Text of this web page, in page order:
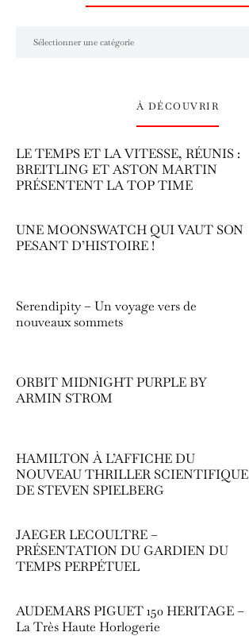
À DÉCOUVRIR
LE TEMPS ET LA VITESSE, RÉUNIS :
BREITLING ET ASTON MARTIN
PRÉSENTENT LA TOP TIME
UNE MOONSWATCH QUI VAUT SON
PESANT D’HISTOIRE !
Serendipity – Un voyage vers de
nouveaux sommets
ORBIT MIDNIGHT PURPLE BY
ARMIN STROM
HAMILTON À L’AFFICHE DU
NOUVEAU THRILLER SCIENTIFIQUE
DE STEVEN SPIELBERG
JAEGER LECOULTRE –
PRÉSENTATION DU GARDIEN DU
TEMPS PERPÉTUEL
AUDEMARS PIGUET 150 HERITAGE –
La Très Haute Horlogerie